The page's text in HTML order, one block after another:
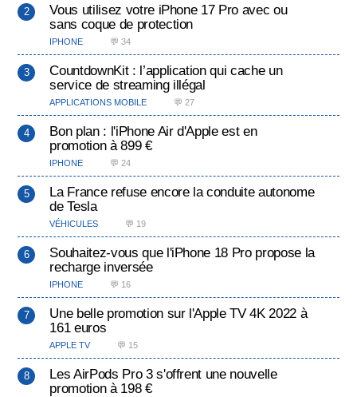
Vous utilisez votre iPhone 17 Pro avec ou
sans coque de protection
IPHONE 💬 34
CountdownKit : l’application qui cache un
service de streaming illégal
APPLICATIONS MOBILE 💬 27
Bon plan : l'iPhone Air d'Apple est en
promotion à 899 €
IPHONE 💬 24
La France refuse encore la conduite autonome
de Tesla
VÉHICULES 💬 19
Souhaitez-vous que l'iPhone 18 Pro propose la
recharge inversée
IPHONE 💬 16
Une belle promotion sur l'Apple TV 4K 2022 à
161 euros
APPLE TV 💬 15
Les AirPods Pro 3 s'offrent une nouvelle
promotion à 198 €